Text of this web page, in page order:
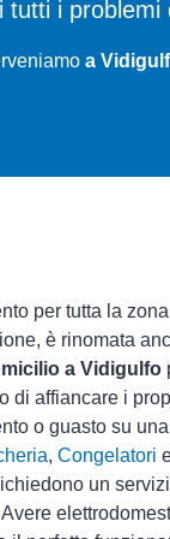
tutti i
a
per tutta la
è rinomata
a Vidigulfo
di affiancare i
o guasto su
, Congelatori
un